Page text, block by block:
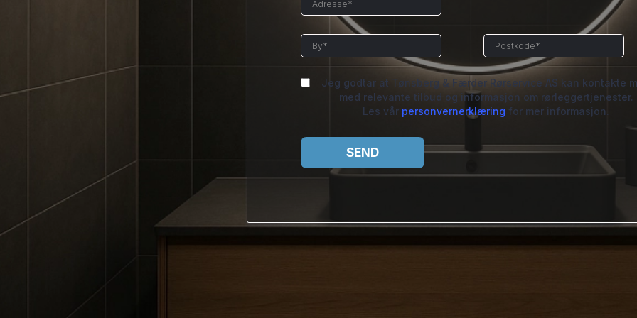
Jeg godtar at Tønsberg & Færder Rørservice AS kan kontakte
med relevante tilbud og informasjon om rørleggertjenester.
Les vår personvernerklæring for mer informasjon.
SEND